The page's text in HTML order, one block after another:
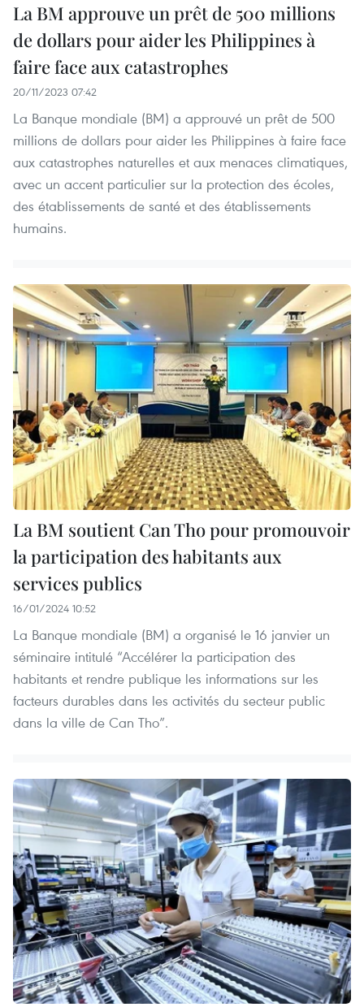
La BM approuve un prêt de 500 millions
de dollars pour aider les Philippines à
faire face aux catastrophes
20/11/2023 07:42
La Banque mondiale (BM) a approuvé un prêt de 500
millions de dollars pour aider les Philippines à faire face
aux catastrophes naturelles et aux menaces climatiques,
avec un accent particulier sur la protection des écoles,
des établissements de santé et des établissements
humains.
La BM soutient Can Tho pour promouvoir
la participation des habitants aux
services publics
16/01/2024 10:52
La Banque mondiale (BM) a organisé le 16 janvier un
séminaire intitulé “Accélérer la participation des
habitants et rendre publique les informations sur les
facteurs durables dans les activités du secteur public
dans la ville de Can Tho”.